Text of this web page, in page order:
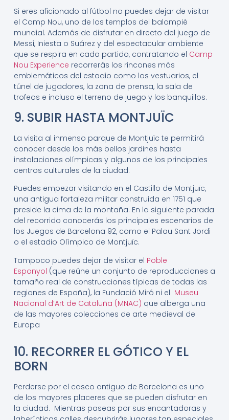
Si eres aficionado al fútbol no puedes dejar de visitar
el Camp Nou, uno de los templos del balompié
mundial. Además de disfrutar en directo del juego de
Messi, Iniesta o Suárez y del espectacular ambiente
que se respira en cada partido, contratando el Camp
Nou Experience recorrerás los rincones más
emblemáticos del estadio como los vestuarios, el
túnel de jugadores, la zona de prensa, la sala de
trofeos e incluso el terreno de juego y los banquillos.
9. SUBIR HASTA MONTJUÏC
La visita al inmenso parque de Montjuïc te permitirá
conocer desde los más bellos jardines hasta
instalaciones olímpicas y algunos de los principales
centros culturales de la ciudad.
Puedes empezar visitando en el Castillo de Montjuïc,
una antigua fortaleza militar construida en 1751 que
preside la cima de la montaña. En la siguiente parada
del recorrido conocerás los principales escenarios de
los Juegos de Barcelona 92, como el Palau Sant Jordi
o el estadio Olímpico de Montjuïc.
Tampoco puedes dejar de visitar el Poble
Espanyol (que reúne un conjunto de reproducciones a
tamaño real de construcciones típicas de todas las
regiones de España), la Fundació Miró ni el Museu
Nacional d’Art de Cataluña (MNAC) que alberga una
de las mayores colecciones de arte medieval de
Europa
10. RECORRER EL GÓTICO Y EL
BORN
Perderse por el casco antiguo de Barcelona es uno
de los mayores placeres que se pueden disfrutar en
la ciudad. Mientras paseas por sus encantadoras y